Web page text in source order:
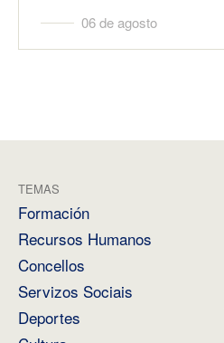
06 de agosto
TEMAS
Formación
Recursos Humanos
Concellos
Servizos Sociais
Deportes